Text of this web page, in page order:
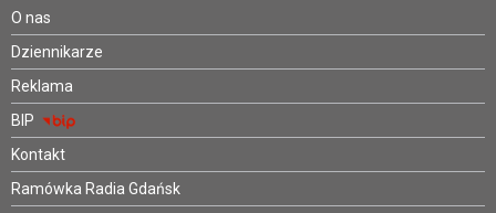
O nas
Dziennikarze
Reklama
BIP
Kontakt
Ramówka Radia Gdańsk